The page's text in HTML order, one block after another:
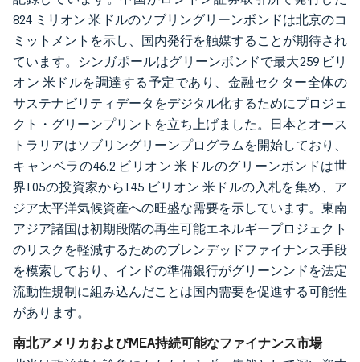
824 ミリオン 米ドルのソブリングリーンボンドは北京のコ
ミットメントを示し、国内発行を触媒することが期待され
ています。シンガポールはグリーンボンドで最大259 ビリ
オン 米ドルを調達する予定であり、金融セクター全体の
サステナビリティデータをデジタル化するためにプロジェ
クト・グリーンプリントを立ち上げました。日本とオース
トラリアはソブリングリーンプログラムを開始しており、
キャンベラの46.2 ビリオン 米ドルのグリーンボンドは世
界105の投資家から145 ビリオン 米ドルの入札を集め、ア
ジア太平洋気候資産への旺盛な需要を示しています。東南
アジア諸国は初期段階の再生可能エネルギープロジェクト
のリスクを軽減するためのブレンデッドファイナンス手段
を模索しており、インドの準備銀行がグリーンンドを法定
流動性規制に組み込んだことは国内需要を促進する可能性
があります。
南北アメリカおよびMEA持続可能なファイナンス市場